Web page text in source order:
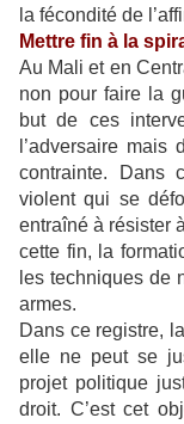
la fécondité de
Mettre fin à la
Au Mali et en
non pour faire la
but de ces
l’adversaire
contrainte. Dans
violent qui se
entraîné à résister
cette fin, la
les techniques de
armes.
Dans ce registre,
elle ne peut se
projet politique
droit. C’est cet